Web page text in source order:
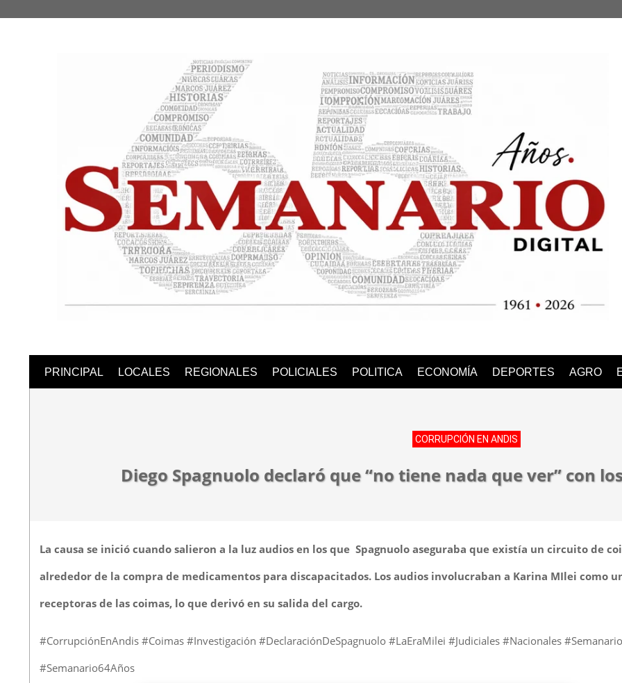
Semanario
Digital
PRINCIPAL LOCALES REGIONALES POLICIALES POLITICA ECONOMÍA DEPORTES AGRO
CORRUPCIÓN EN ANDIS
Diego Spagnuolo declaró que “no tiene nada que ver” con
La causa se inició cuando salieron a la luz audios en los que Spagnuolo aseguraba que existía un circuito de
alrededor de la compra de medicamentos para discapacitados. Los audios involucraban a Karina MIlei como
receptoras de las coimas, lo que derivó en su salida del cargo.
#CorrupciónEnAndis #Coimas #Investigación #DeclaraciónDeSpagnuolo #LaEraMilei #Judiciales #Nacionales
#Semanario64Años